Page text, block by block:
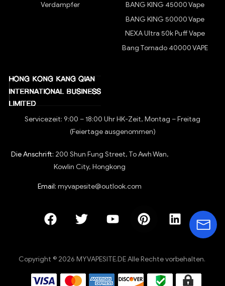
Verdampfer
BANG KING 45000 Vape
BANG KING 50000 Vape
NEXA Ultra 50k Puff Vape
Bang Tornado 40000 VAPE
Servicezeit: 9:00 – 18:00 Uhr HK-Zeit, Montag – Freitag
(Feiertage ausgenommen)
Die Anschrift: 200 Shun Fung Street, To Awh Wan,
Kowlin City, Hongkong
Email: myvapesite@outlook.com
Copyright © 2026 MYVAPESITE.DE Alle Rechte vorbehalten.